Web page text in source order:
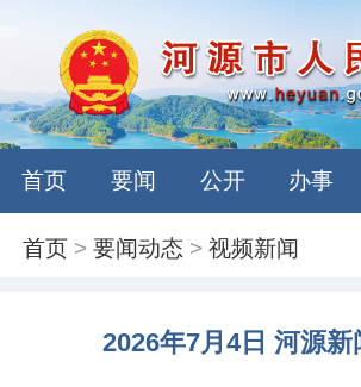
首页 要闻 公开 办事
首页 >要闻动态 >视频新闻
2026年7月4日 河源新